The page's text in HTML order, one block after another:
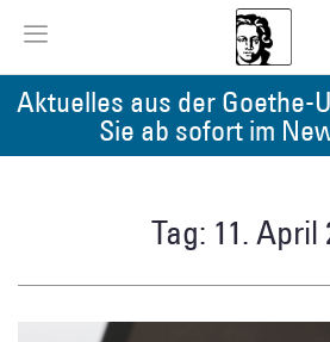
Aktuelles aus der Goethe-
Sie ab sofort im
Tag: 11. April